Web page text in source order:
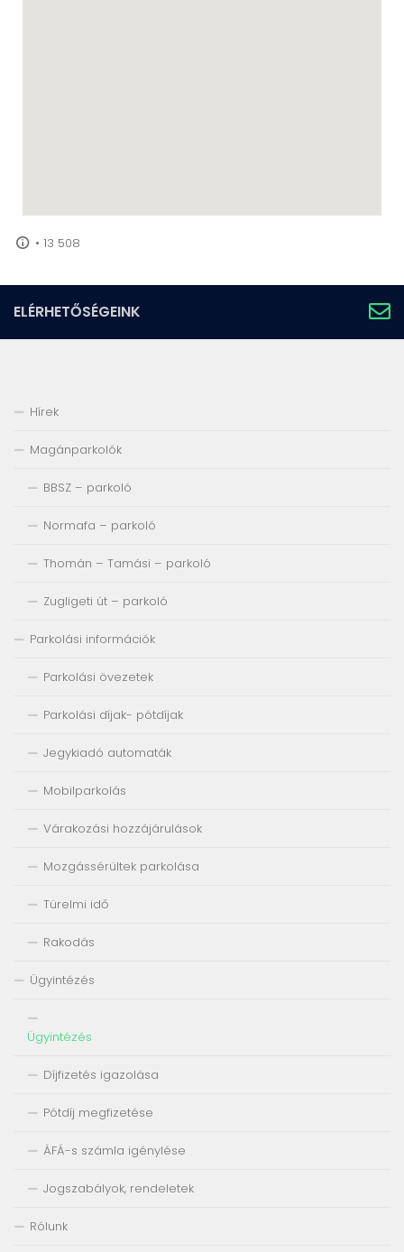
• 13 508
ELÉRHETŐSÉGEINK
Hírek
Magánparkolók
BBSZ – parkoló
Normafa – parkoló
Thomán – Tamási – parkoló
Zugligeti út – parkoló
Parkolási információk
Parkolási övezetek
Parkolási díjak- pótdíjak
Jegykiadó automaták
Mobilparkolás
Várakozási hozzájárulások
Mozgássérültek parkolása
Türelmi idő
Rakodás
Ügyintézés
Ügyintézés
Díjfizetés igazolása
Pótdíj megfizetése
ÁFÁ-s számla igénylése
Jogszabályok, rendeletek
Rólunk